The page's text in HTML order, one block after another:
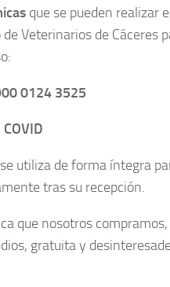
que se pueden realizar
de Veterinarios de
0124 3525
utiliza de forma íntegra
tras su recepción.
que nosotros
gratuita y